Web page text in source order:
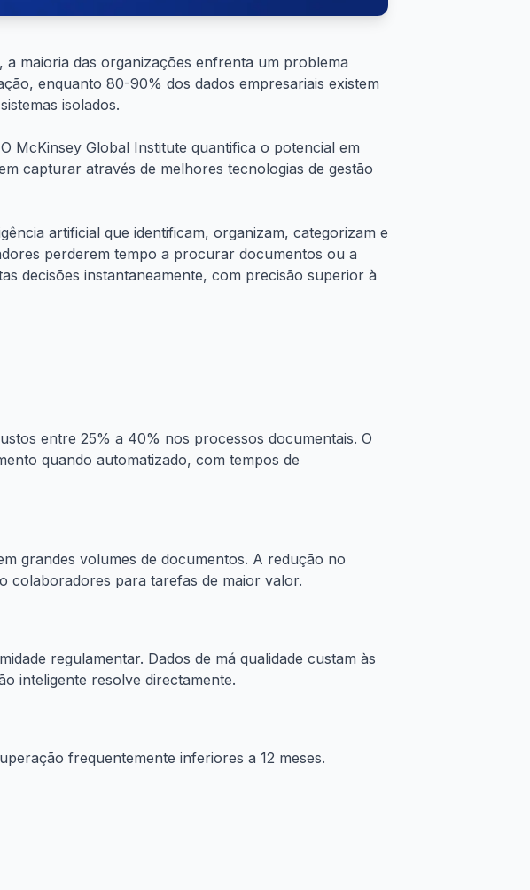
maioria das organizações enfrenta um problema
enquanto 80-90% dos dados empresariais existem
isolados.
McKinsey Global Institute quantifica o potencial em
capturar através de melhores tecnologias de gestão
artificial que identificam, organizam, categorizam e
perderem tempo a procurar documentos ou a
decisões instantaneamente, com precisão superior à
entre 25% a 40% nos processos documentais. O
quando automatizado, com tempos de
grandes volumes de documentos. A redução no
colaboradores para tarefas de maior valor.
regulamentar. Dados de má qualidade custam às
inteligente resolve directamente.
frequentemente inferiores a 12 meses.